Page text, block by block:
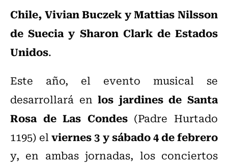
Chile, Vivian Buczek y Mattias Nilsson
de Suecia y Sharon Clark de Estados
Unidos.
Este año, el evento musical se
desarrollará enlos jardines de Santa
Rosa de Las Condes(Padre Hurtado
1195) elviernes 3 y sábado 4 de febrero
y, en ambas jornadas, los conciertos